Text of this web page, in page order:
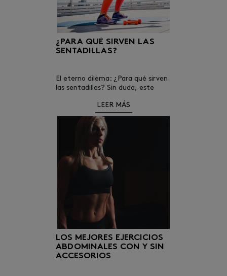
¿PARA QUÉ SIRVEN LAS
SENTADILLAS?
El eterno dilema: ¿Para qué sirven
las sentadillas? Sin duda, este
cansados para las piernas y los
glúteos, pero no podemos negar
que los resultados son
LEER MÁS
LOS MEJORES EJERCICIOS
ABDOMINALES CON Y SIN
ACCESORIOS